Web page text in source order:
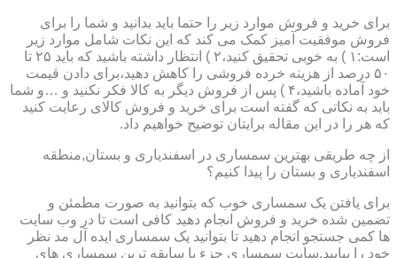
برای خرید و فروش موارد زیر را حتما باید بدانید و شما را برای
فروش موفقیت آمیز کمک می کند که این نکات شامل موارد زیر
است:۱ ) به خوبی تحقیق کنید،۲ ) انتظار داشته باشید که باید ۲۵ تا
۵۰ درصد از هزینه خرده فروشی را کاهش دهید،برای دادن قیمت
خود آماده باشید،۴ ) پس از فروش دیگر به کالا فکر نکنید و …و شما
باید به نکاتی که گفته است برای خرید و فروش کالای رعایت کنید
که هر را در این مقاله برایتان توضیح خواهیم داد.
از چه طریقی بهترین سمساری در اسفندیاری و بستان,منطقه
اسفندیاری و بستان را پیدا کنیم؟
برای یافتن یک سمساری خوب که بتوانید به صورت مطمئن و
تضمین شده خرید و فروش انجام دهید کافی است تا در وب سایت
ها کمی جستجو انجام دهید تا بتوانید یک سمساری ایده آل مد نظر
خود را بیابید.سایت سمساری جزء با سابقه ترین سمساری های